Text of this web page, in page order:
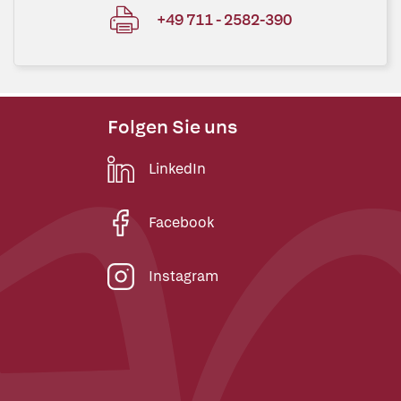
+49 711 - 2582-390
Folgen Sie uns
LinkedIn
Facebook
Instagram